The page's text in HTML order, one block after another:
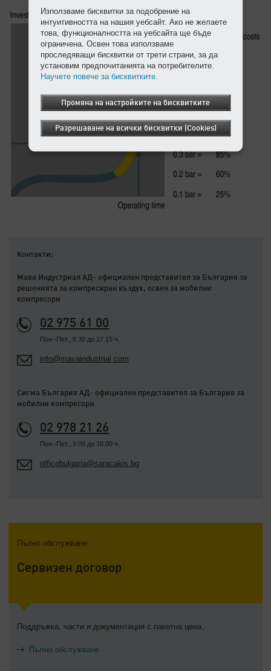
Контакти:
Мава Индустриал АД- официален представител за България за
решенията за компресиран въздух, освен за мобилни
компресори
02 975 61 00
Пон.-Пет., 8.30 до 17.15 ч.
info@mavaindustrial.com
Сигма България АД- официален представител за България за
мобилни компресори
02 978 21 26
Пон.-Пет., 9.00 до 18.00 ч.
officebulgaria@saracakis.bg
Пълно обслужване
Сервизен договор
Поддръжка, части и документация с пакетна цена.
Пълно обслужване
Използваме бисквитки за подобрение на
интуитивността на нашия уебсайт. Ако не желаете
това, функционалността на уебсайта ще бъде
ограничена. Освен това използваме
проследяващи бисквитки от трети страни, за да
установим предпочитанията на потребителите.
Научете повече за бисквитките.
Промяна на настройките на бисквитките
Разрешаване на всички бисквитки (Cookies)